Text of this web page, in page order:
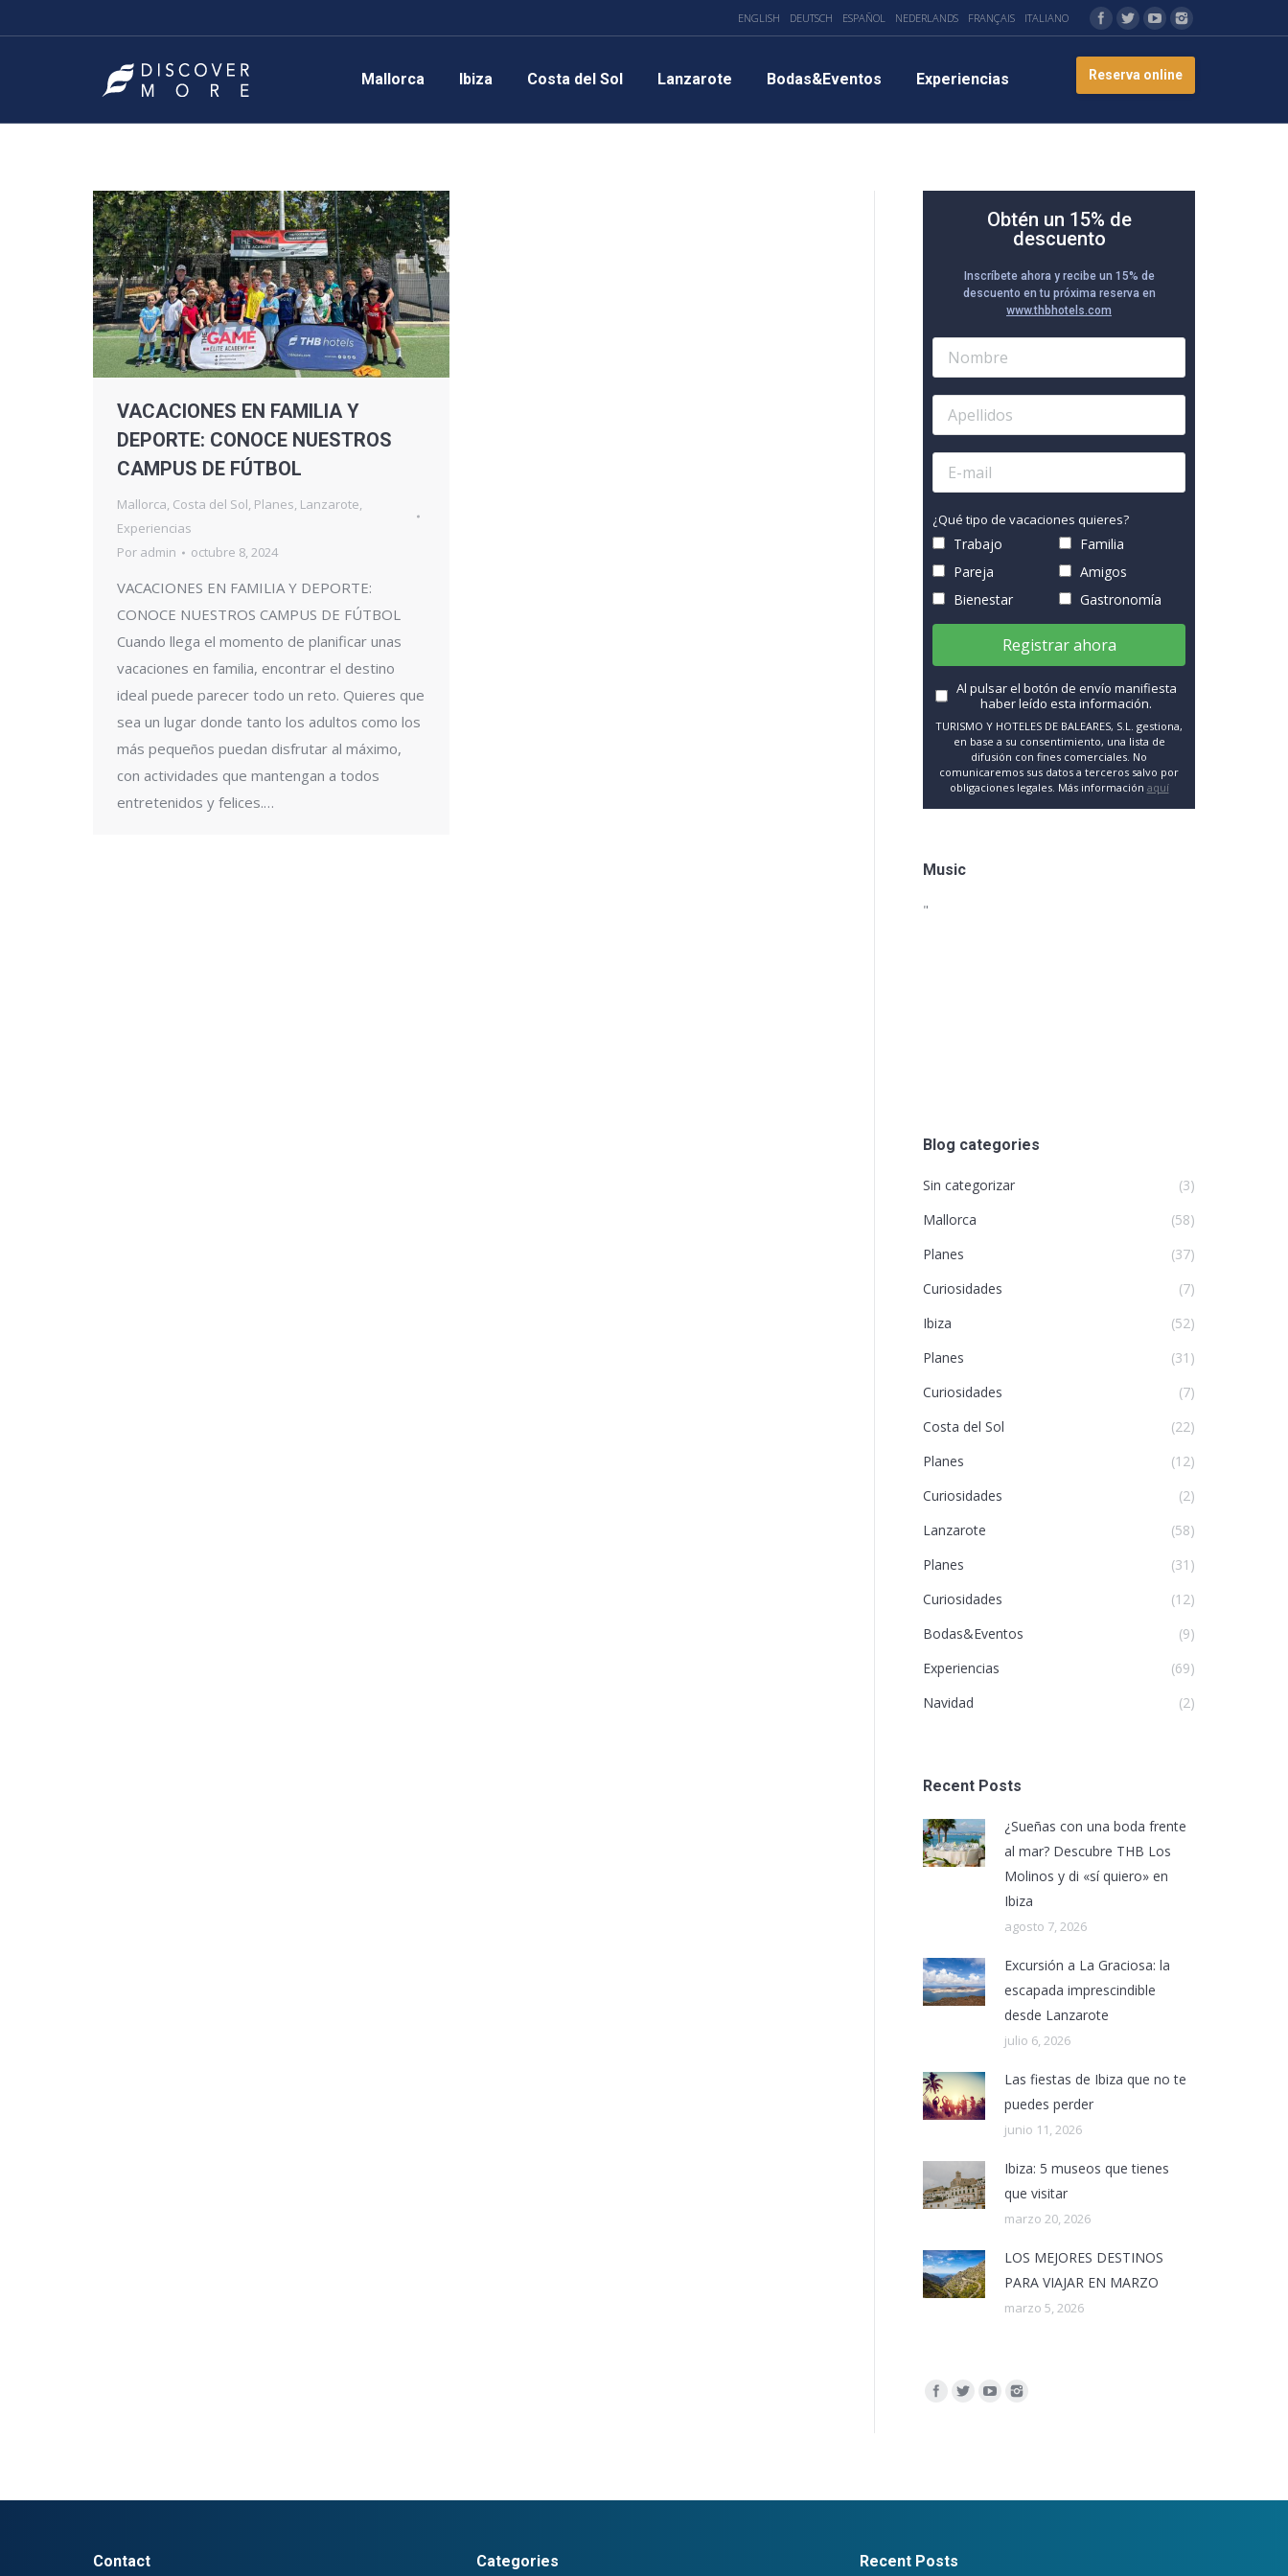
ENGLISH DEUTSCH ESPAÑOL NEDERLANDS FRANÇAIS ITALIANO
Mallorca Ibiza Costa del Sol Lanzarote Bodas&Eventos Experiencias Reserva online
VACACIONES EN FAMILIA Y
DEPORTE: CONOCE NUESTROS
CAMPUS DE FÚTBOL
Mallorca, Costa del Sol, Planes, Lanzarote,
Experiencias
Por admin octubre 8, 2024
VACACIONES EN FAMILIA Y DEPORTE:
CONOCE NUESTROS CAMPUS DE FÚTBOL
Cuando llega el momento de planificar unas
vacaciones en familia, encontrar el destino
ideal puede parecer todo un reto. Quieres que
sea un lugar donde tanto los adultos como los
más pequeños puedan disfrutar al máximo,
con actividades que mantengan a todos
entretenidos y felices.…
Obtén un 15% de
descuento
Inscríbete ahora y recibe un 15% de
descuento en tu próxima reserva en
www.thbhotels.com
¿Qué tipo de vacaciones quieres?
Trabajo
Familia
Pareja
Amigos
Bienestar
Gastronomía
Registrar ahora
Al pulsar el botón de envío manifiesta
haber leído esta información.
TURISMO Y HOTELES DE BALEARES, S.L. gestiona,
en base a su consentimiento, una lista de
difusión con fines comerciales. No
comunicaremos sus datos a terceros salvo por
obligaciones legales. Más información aquí
Music
"
Blog categories
Sin categorizar
(3)
Mallorca
(58)
Planes
(37)
Curiosidades
(7)
Ibiza
(52)
Planes
(31)
Curiosidades
(7)
Costa del Sol
(22)
Planes
(12)
Curiosidades
(2)
Lanzarote
(58)
Planes
(31)
Curiosidades
(12)
Bodas&Eventos
(9)
Experiencias
(69)
Navidad
(2)
Recent Posts
¿Sueñas con una boda frente
al mar? Descubre THB Los
Molinos y di «sí quiero» en
Ibiza
agosto 7, 2026
Excursión a La Graciosa: la
escapada imprescindible
desde Lanzarote
julio 6, 2026
Las fiestas de Ibiza que no te
puedes perder
junio 11, 2026
Ibiza: 5 museos que tienes
que visitar
marzo 20, 2026
LOS MEJORES DESTINOS
PARA VIAJAR EN MARZO
marzo 5, 2026
Encuéntranos en:
Contact Categories Recent Posts